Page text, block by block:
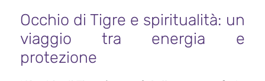
Occhio di Tigre e spiritualità: un
viaggio tra energia e
protezione